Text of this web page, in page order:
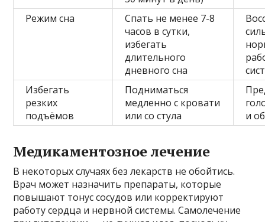
Режим сна
Спать не менее 7-8
часов в сутки,
избегать
длительного
дневного сна
Избегать
резких
подъёмов
Подниматься
медленно с кровати
или со стула
и
Медикаментозное лечение
В некоторых случаях без лекарств не обойтись.
Врач может назначить препараты, которые
повышают тонус сосудов или корректируют
работу сердца и нервной системы. Самолечение